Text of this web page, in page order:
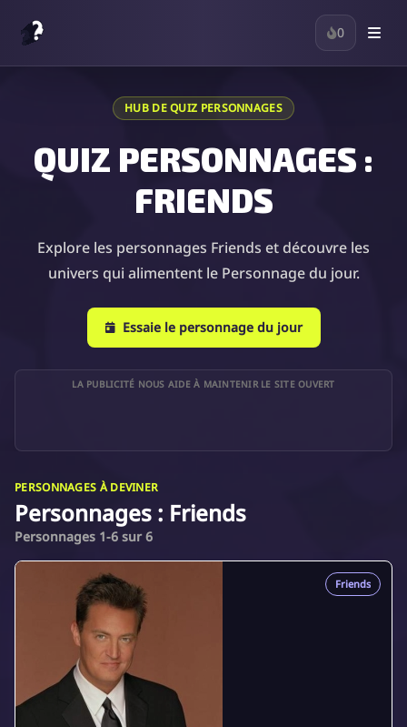
0
HUB DE QUIZ PERSONNAGES
QUIZ PERSONNAGES :
FRIENDS
Explore les personnages Friends et découvre les
univers qui alimentent le Personnage du jour.
Essaie le personnage du jour
LA PUBLICITÉ NOUS AIDE À MAINTENIR LE SITE OUVERT
PERSONNAGES À DEVINER
Personnages : Friends
Personnages 1-6 sur 6
Friends